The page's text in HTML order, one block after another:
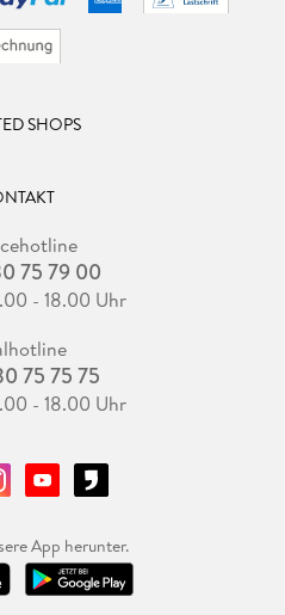
SHOPS
75 79 00
- 18.00 Uhr
75 75 75
- 18.00 Uhr
App herunter.